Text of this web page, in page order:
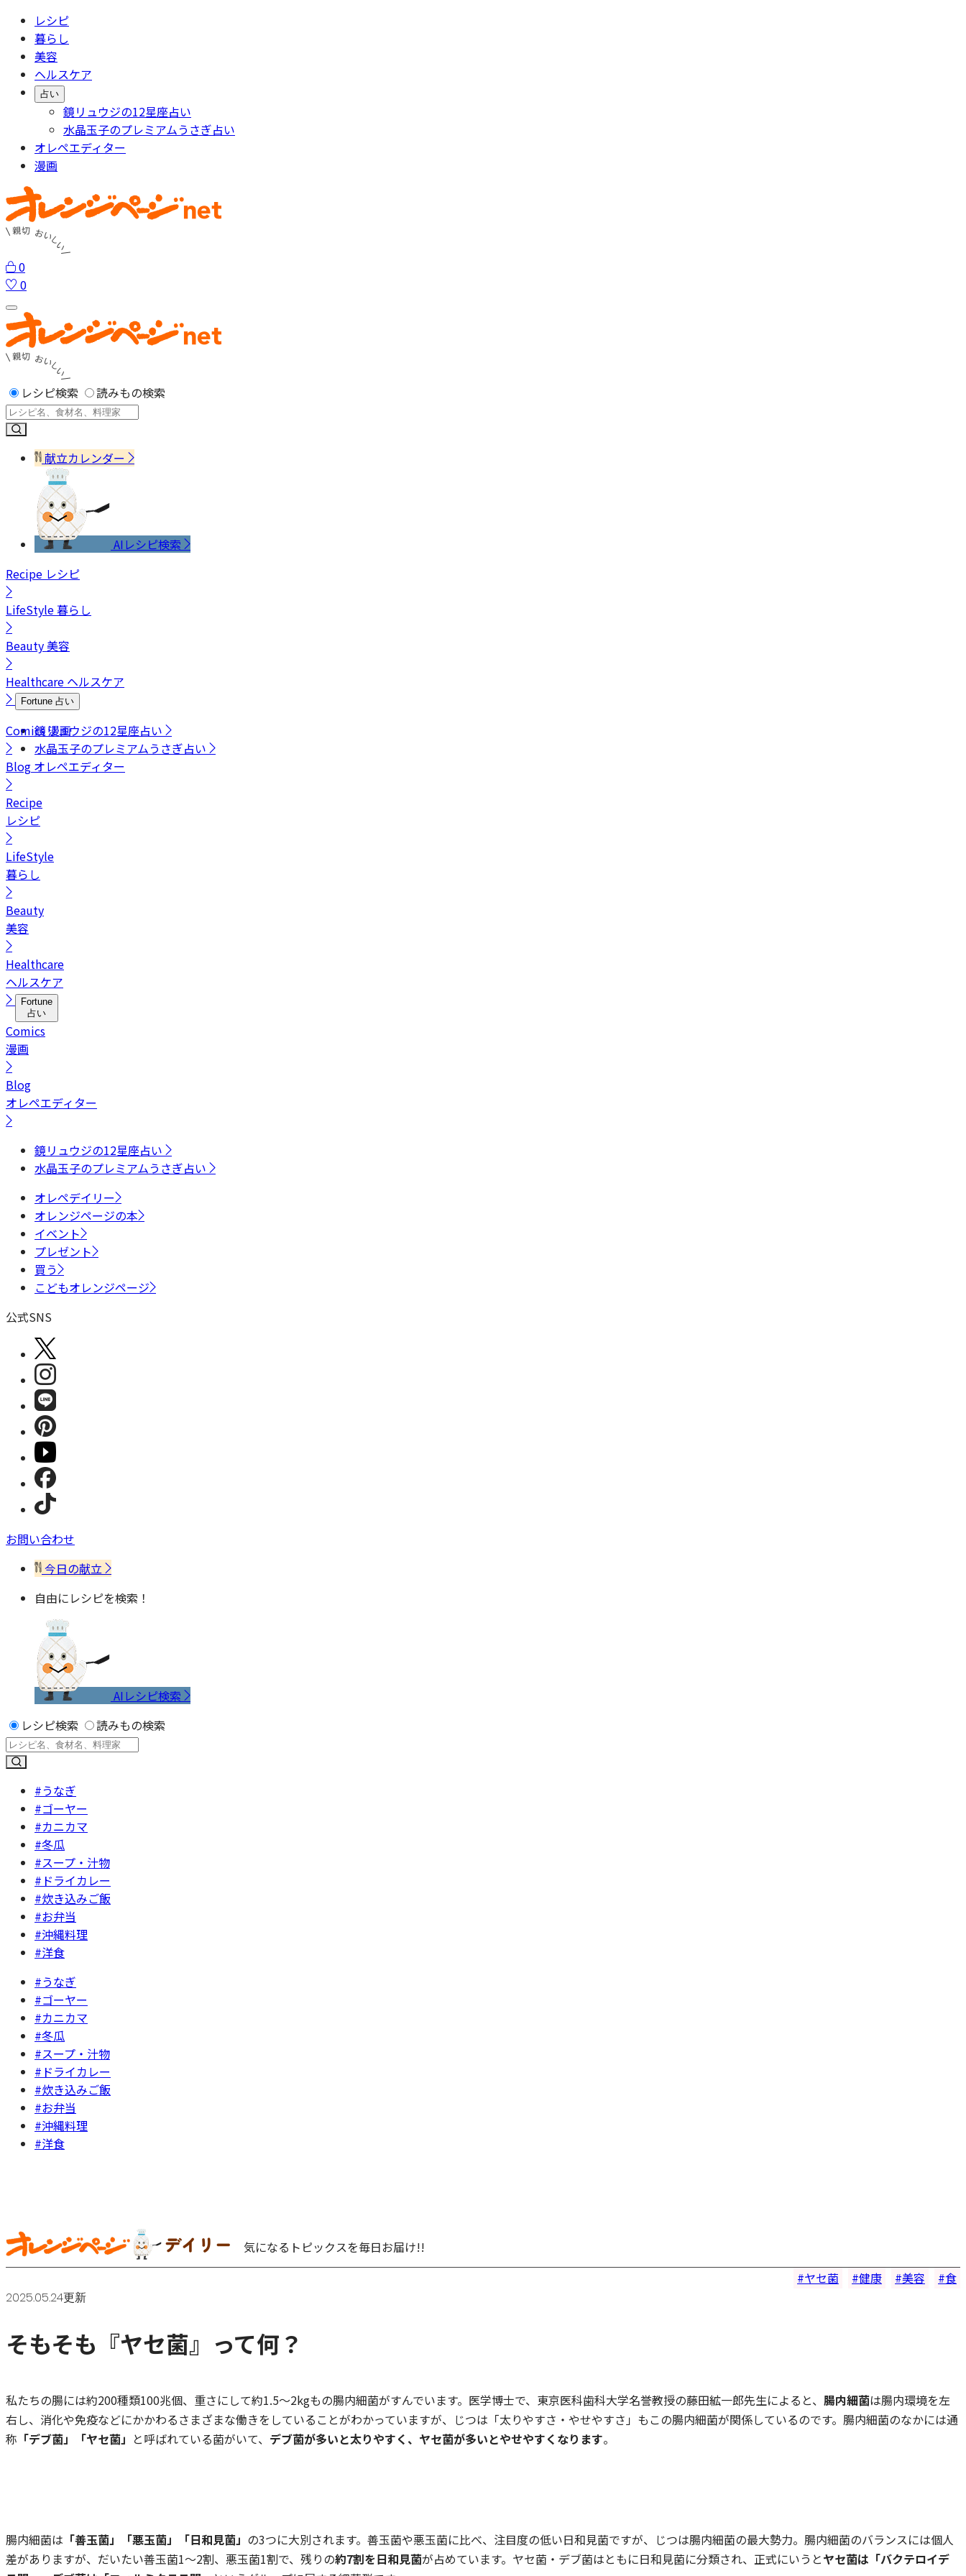
レシピ
暮らし
美容
ヘルスケア
占い
鏡リュウジの12星座占い
水晶玉子のプレミアムうさぎ占い
オレペエディター
漫画
0
0
レシピ検索 読みもの検索
献立カレンダー
AIレシピ検索
Recipe レシピ
LifeStyle暮らし
Beauty美容
Healthcare ヘルスケア
Fortune 占い
鏡リュウジの12星座占い
水晶玉子のプレミアムうさぎ占い
Comics漫画
Blog オレペエディター
Recipe
レシピ
LifeStyle
暮らし
Beauty
美容
Healthcare
ヘルスケア
Fortune
占い
Comics
漫画
Blog
オレペエディター
鏡リュウジの12星座占い
水晶玉子のプレミアムうさぎ占い
オレペデイリー
オレンジページの本
イベント
プレゼント
買う
こどもオレンジページ
公式SNS
お問い合わせ
今日の献立
自由にレシピを検索！
AIレシピ検索
レシピ検索
読みもの検索
#うなぎ
#ゴーヤー
#カニカマ
#冬瓜
#スープ・汁物
#ドライカレー
#炊き込みご飯
#お弁当
#沖縄料理
#洋食
#うなぎ
#ゴーヤー
#カニカマ
#冬瓜
#スープ・汁物
#ドライカレー
#炊き込みご飯
#お弁当
#沖縄料理
#洋食
気になるトピックスを毎日お届け!!
ヤセ菌
健康 美容 食
2025.05.24更新
そもそも『ヤセ菌』って何？
私たちの腸には約200種類100兆個、重さにして約1.5～2kgもの腸内細菌がすんでいます。医学博士で、東京医科歯科大学名誉教授の藤田絋一郎先生によると、 腸内細菌は腸内環境を左
右し、消化や免疫などにかかわるさまざまな働きをしていることがわかっていますが、じつは「太りやすさ・やせやすさ」もこの腸内細菌が関係しているのです。腸内細菌のなかには通
称 「デブ菌」「ヤセ菌」 と呼ばれている菌がいて、 デブ菌が多いと太りやすく、ヤセ菌が多いとやせやすくなります。
腸内細菌は 「善玉菌」「悪玉菌」「日和見菌」 の3つに大別されます。善玉菌や悪玉菌に比べ、注目度の低い日和見菌ですが、じつは腸内細菌の最大勢力。腸内細菌のバランスには個人
差がありますが、だいたい善玉菌1～2割、悪玉菌1割で、残りの約7割を日和見菌が占めています。ヤセ菌・デブ菌はともに日和見菌に分類され、正式にいうとヤセ菌は「バクテロイデ